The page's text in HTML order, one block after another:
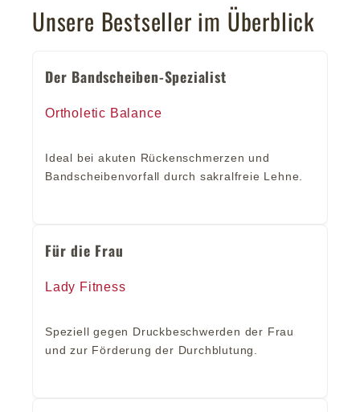
Unsere Bestseller im Überblick
Der Bandscheiben-Spezialist
Ortholetic Balance
Ideal bei akuten Rückenschmerzen und
Bandscheibenvorfall durch sakralfreie Lehne.
Für die Frau
Lady Fitness
Speziell gegen Druckbeschwerden der Frau
und zur Förderung der Durchblutung.